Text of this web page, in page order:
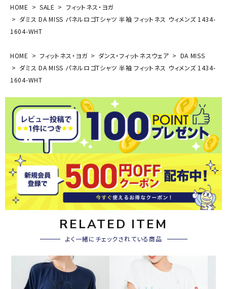
HOME
SALE
フィットネス・ヨガ
ダミス DA MISS パネルロゴTシャツ 半袖 フィットネス ウィメンズ 1434-
1604-WHT
HOME フィットネス・ヨガ ダンス・フィットネスウェア
DA MISS
ダミス DA MISS パネルロゴTシャツ 半袖 フィットネス ウィメンズ 1434-
1604-WHT
RELATED ITEM
よく一緒にチェックされている商品